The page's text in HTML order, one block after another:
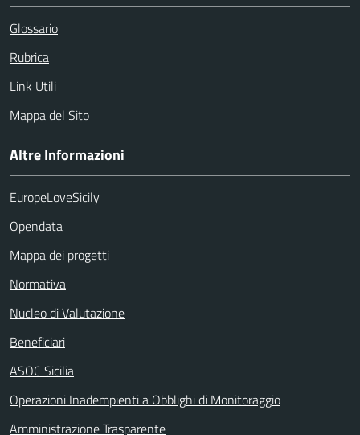
Glossario
Rubrica
Link Utili
Mappa del Sito
Altre Informazioni
EuropeLoveSicily
Opendata
Mappa dei progetti
Normativa
Nucleo di Valutazione
Beneficiari
ASOC Sicilia
Operazioni Inadempienti a Obblighi di Monitoraggio
Amministrazione Trasparente